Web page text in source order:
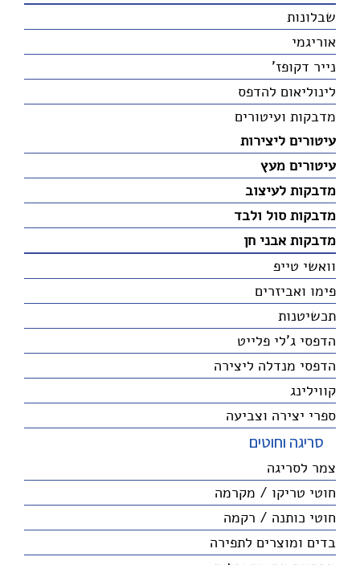
שבלונות
אוריגמי
נייר דקופז'
לינוליאום להדפס
מדבקות ועיטורים
עיטורים ליצירות
עיטורים מעץ
מדבקות לעיצוב
מדבקות סול ולבד
מדבקות אבני חן
וואשי טייפ
פימו ואביזרים
תכשיטנות
הדפסי ג'לי פלייט
הדפסי מנדלה ליצירה
קווילינג
ספרי יצירה וצביעה
סריגה וחוטים
צמר לסריגה
חוטי טריקו / מקרמה
חוטי כותנה / רקמה
בדים ומוצרים לתפירה